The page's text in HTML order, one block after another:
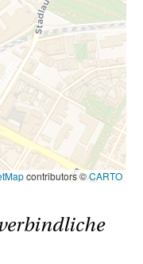
contributors ©CARTO